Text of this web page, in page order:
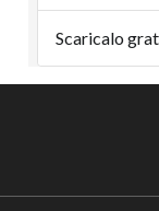
Scaricalo